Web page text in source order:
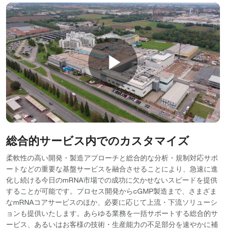
Play
Video
総合的サービス内でのカスタマイズ
柔軟性の高い開発・製造アプローチと総合的な分析・規制対応サポ
ートなどの重要な基盤サービスを融合させることにより、急速に進
化し続ける今日のmRNA市場での成功に欠かせないスピードを提供
することが可能です。プロセス開発からcGMP製造まで、さまざま
なmRNAコアサービスのほか、必要に応じて上流・下流ソリューシ
ョンも提供いたします。あらゆる業務を一括サポートする総合的サ
ービス、あるいはお客様の技術・生産能力の不足部分を速やかに補